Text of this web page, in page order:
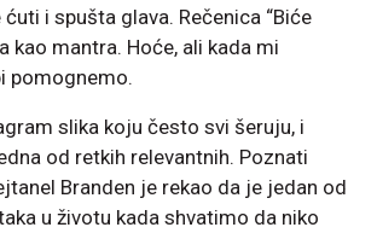
i spušta glava. Rečenica “Biće
kao mantra. Hoće, ali kada mi
pomognemo.
slika koju često svi šeruju, i
od retkih relevantnih. Poznati
Branden je rekao da je jedan od
u životu kada shvatimo da niko